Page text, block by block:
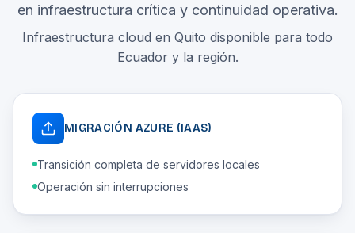
en infraestructura crítica y continuidad operativa.
Infraestructura cloud en Quito disponible para todo
Ecuador y la región.
MIGRACIÓN AZURE (IAAS)
Transición completa de servidores locales
Operación sin interrupciones